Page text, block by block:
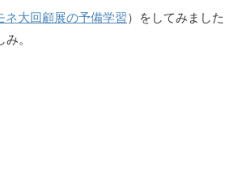
ネ大回顧展の予備学習）をしてみました
。